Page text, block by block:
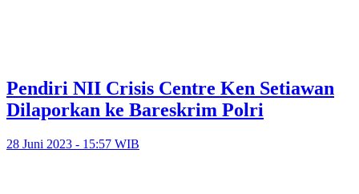
Pendiri NII Crisis Centre Ken Setiawan
Dilaporkan ke Bareskrim Polri
28 Juni 2023 - 15:57 WIB